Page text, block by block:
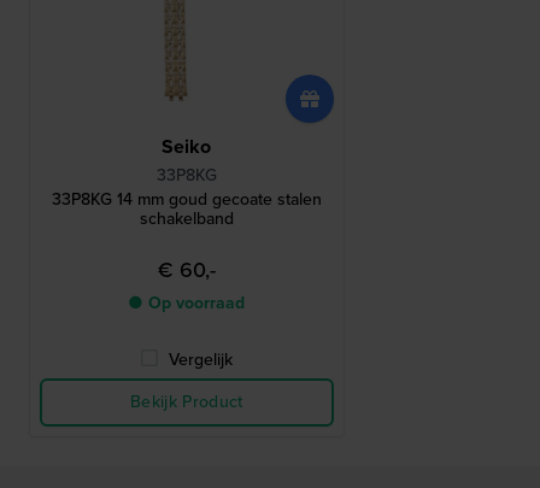
Seiko
33P8KG
33P8KG 14 mm goud gecoate stalen
schakelband
€ 60,-
● Op voorraad
Vergelijk
Bekijk Product